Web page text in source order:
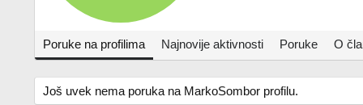
Poruke na profilima Najnovije aktivnosti Poruke O
Još uvek nema poruka na MarkoSombor profilu.